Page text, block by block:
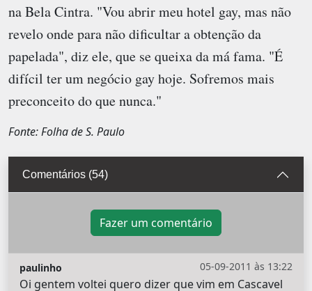
na Bela Cintra. "Vou abrir meu hotel gay, mas não
revelo onde para não dificultar a obtenção da
papelada", diz ele, que se queixa da má fama. "É
difícil ter um negócio gay hoje. Sofremos mais
preconceito do que nunca."
Fonte: Folha de S. Paulo
Comentários (54)
Fazer um comentário
05-09-2011 às 13:22
paulinho
Oi gentem voltei quero dizer que vim em Cascavel